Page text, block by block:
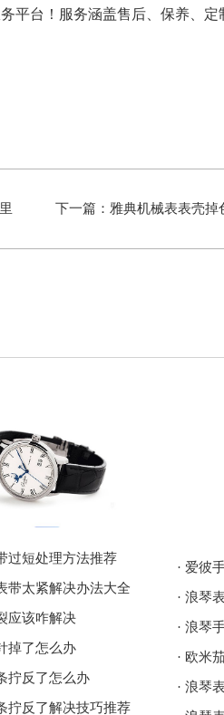
下一篇： 雅典机械表表壳掉
过短处理方法推荐
带太紧解决办法大全
应该咋解决
掉了怎么办
拧反了怎么办
拧反了解决技巧推荐
· 爱彼
· 浪琴
· 浪琴
· 欧米
· 浪琴